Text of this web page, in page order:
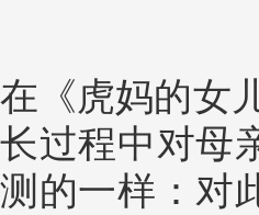
在《虎妈的女
长过程中对母
测的一样：对